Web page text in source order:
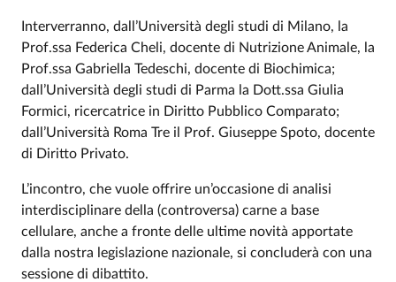
Interverranno, dall’Università degli studi di Milano, la
Prof.ssa Federica Cheli, docente di Nutrizione Animale, la
Prof.ssa Gabriella Tedeschi, docente di Biochimica;
dall’Università degli studi di Parma la Dott.ssa Giulia
Formici, ricercatrice in Diritto Pubblico Comparato;
dall’Università Roma Tre il Prof. Giuseppe Spoto, docente
di Diritto Privato.
L’incontro, che vuole offrire un’occasione di analisi
interdisciplinare della (controversa) carne a base
cellulare, anche a fronte delle ultime novità apportate
dalla nostra legislazione nazionale, si concluderà con una
sessione di dibattito.